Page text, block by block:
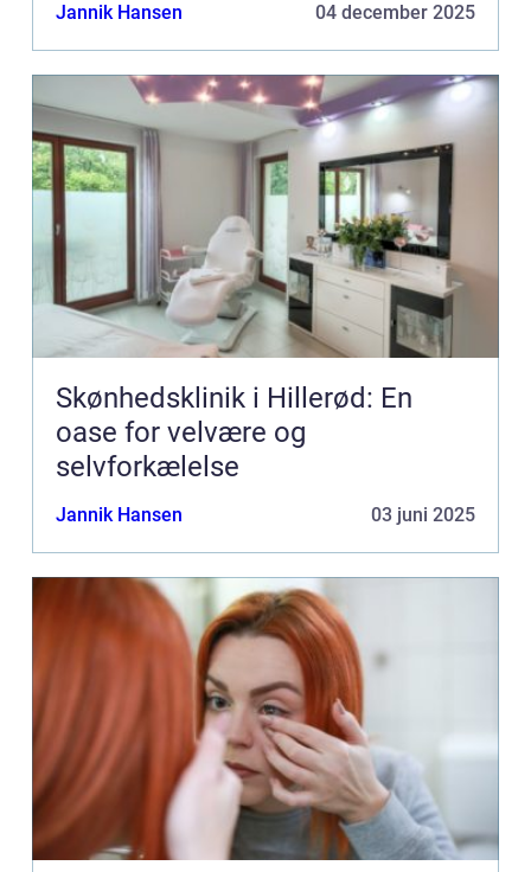
Jannik Hansen 04 december 2025
Skønhedsklinik i Hillerød: En
oase for velvære og
selvforkælelse
Jannik Hansen 03 juni 2025